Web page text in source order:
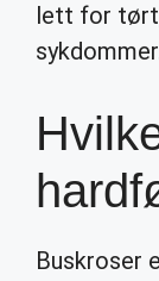
lett for
Buskroser